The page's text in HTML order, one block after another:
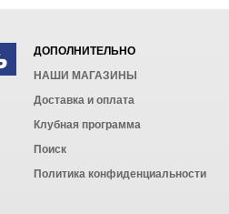
ДОПОЛНИТЕЛЬНО
НАШИ МАГАЗИНЫ
Доставка и оплата
Клубная программа
Поиск
Политика конфиденциальности